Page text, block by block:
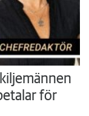
för